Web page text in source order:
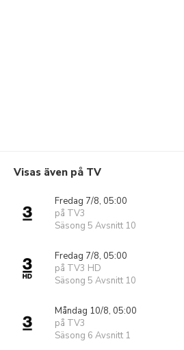
Visas även på TV
Fredag 7/8, 05:00
på TV3
Säsong 5 Avsnitt 10
Fredag 7/8, 05:00
på TV3 HD
Säsong 5 Avsnitt 10
Måndag 10/8, 05:00
på TV3
Säsong 6 Avsnitt 1